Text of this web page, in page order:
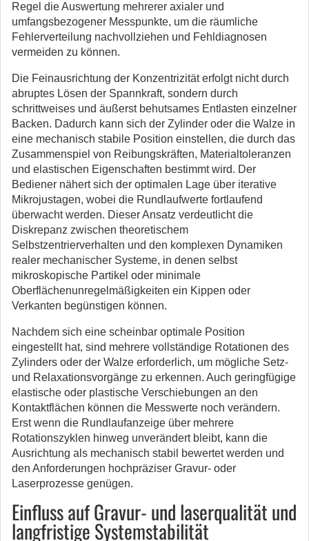
Regel die Auswertung mehrerer axialer und
umfangsbezogener Messpunkte, um die räumliche
Fehlerverteilung nachvollziehen und Fehldiagnosen
vermeiden zu können.
Die Feinausrichtung der Konzentrizität erfolgt nicht durch
abruptes Lösen der Spannkraft, sondern durch
schrittweises und äußerst behutsames Entlasten einzelner
Backen. Dadurch kann sich der Zylinder oder die Walze in
eine mechanisch stabile Position einstellen, die durch das
Zusammenspiel von Reibungskräften, Materialtoleranzen
und elastischen Eigenschaften bestimmt wird. Der
Bediener nähert sich der optimalen Lage über iterative
Mikrojustagen, wobei die Rundlaufwerte fortlaufend
überwacht werden. Dieser Ansatz verdeutlicht die
Diskrepanz zwischen theoretischem
Selbstzentrierverhalten und den komplexen Dynamiken
realer mechanischer Systeme, in denen selbst
mikroskopische Partikel oder minimale
Oberflächenunregelmäßigkeiten ein Kippen oder
Verkanten begünstigen können.
Nachdem sich eine scheinbar optimale Position
eingestellt hat, sind mehrere vollständige Rotationen des
Zylinders oder der Walze erforderlich, um mögliche Setz-
und Relaxationsvorgänge zu erkennen. Auch geringfügige
elastische oder plastische Verschiebungen an den
Kontaktflächen können die Messwerte noch verändern.
Erst wenn die Rundlaufanzeige über mehrere
Rotationszyklen hinweg unverändert bleibt, kann die
Ausrichtung als mechanisch stabil bewertet werden und
den Anforderungen hochpräziser Gravur- oder
Laserprozesse genügen.
Einfluss auf Gravur- und laserqualität und
langfristige Systemstabilität